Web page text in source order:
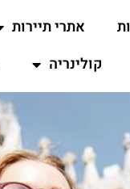
אתרי תיירות
קולינריה